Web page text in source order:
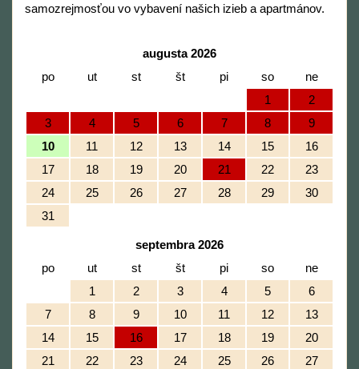
samozrejmosťou vo vybavení našich izieb a apartmánov.
augusta 2026
po
ut st št pi so
ne
1
2
3
4 5 6 7 8
9
10
11 12 13 14 15
16
17
18 19 20 21 22
23
24
25 26 27 28 29
30
31
septembra 2026
po
ut st št pi so
ne
1
2 3 4 5
6
7
8 9 10 11 12
13
14
15 16 17 18 19
20
21
22 23 24 25 26
27